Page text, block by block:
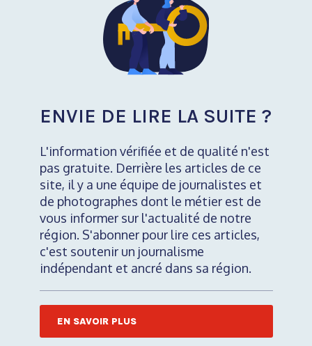
ENVIE DE LIRE LA SUITE ?
L'information vérifiée et de qualité n'est
pas gratuite. Derrière les articles de ce
site, il y a une équipe de journalistes et
de photographes dont le métier est de
vous informer sur l'actualité de notre
région. S'abonner pour lire ces articles,
c'est soutenir un journalisme
indépendant et ancré dans sa région.
EN SAVOIR PLUS